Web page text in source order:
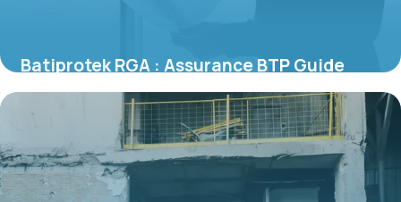
Batiprotek RGA : Assurance BTP Guide
2026